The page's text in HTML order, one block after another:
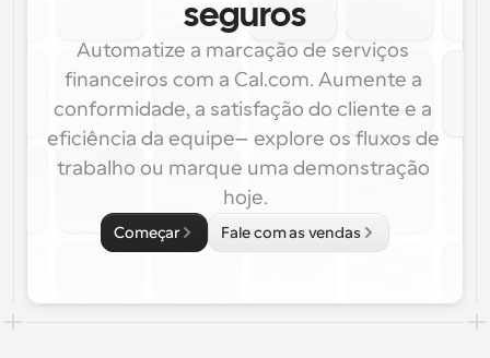
seguros
Automatize a marcação de serviços
financeiros com a Cal.com. Aumente a
conformidade, a satisfação do cliente e a
eficiência da equipe—explore os fluxos de
trabalho ou marque uma demonstração
hoje.
Começar Fale com as vendas